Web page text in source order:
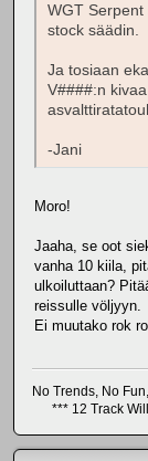
WGT
stock säädin.
Ja tosiaan
V####:n
-Jani
Moro!
Jaaha, se oot
vanha 10 kiila,
ulkoiluttaan?
reissulle völjyyn.
Ei muutako rok
No Trends, No
*** 12 Track Will